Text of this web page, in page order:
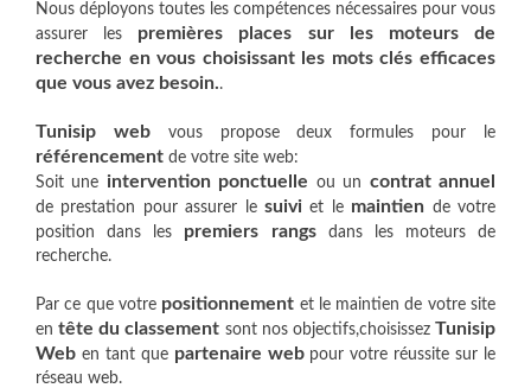
Nous déployons toutes les compétences nécessaires pour vous
assurer les premières places sur les moteurs de
recherche en vous choisissant les mots clés efficaces
que vous avez besoin..
Tunisip webvous propose deux formules pour le
référencement de votre site web:
Soit une intervention ponctuelle ou un contrat annuel
de prestation pour assurer le suivi et le maintien de votre
position dans les premiers rangsdans les moteurs de
recherche.
Par ce que votre positionnement et le maintien de votre site
entête du classement sont nos objectifs,choisissez Tunisip
Web en tant que partenaire webpour votre réussite sur le
réseau web.